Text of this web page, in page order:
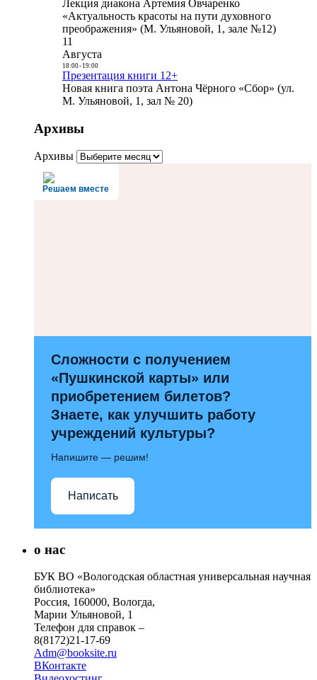
Лекция диакона Артемия Овчаренко
«Актуальность красоты на пути духовного
преображения» (М. Ульяновой, 1, зале №12)
11
Августа
18:00- 19:00
Презентация книги 12+
Новая книга поэта Антона Чёрного «Сбор» (ул.
М. Ульяновой, 1, зал № 20)
Архивы
Архивы
Решаем вместе
Сложности с получением
«Пушкинской карты» или
приобретением билетов?
Знаете, как улучшить работу
учреждений культуры?
Напишите — решим!
Написать
о нас
БУК ВО «Вологодская областная универсальная научная
библиотека»
Россия, 160000, Вологда,
Марии Ульяновой, 1
Телефон для справок –
8(8172)21-17-69
Adm@booksite.ru
ВКонтакте